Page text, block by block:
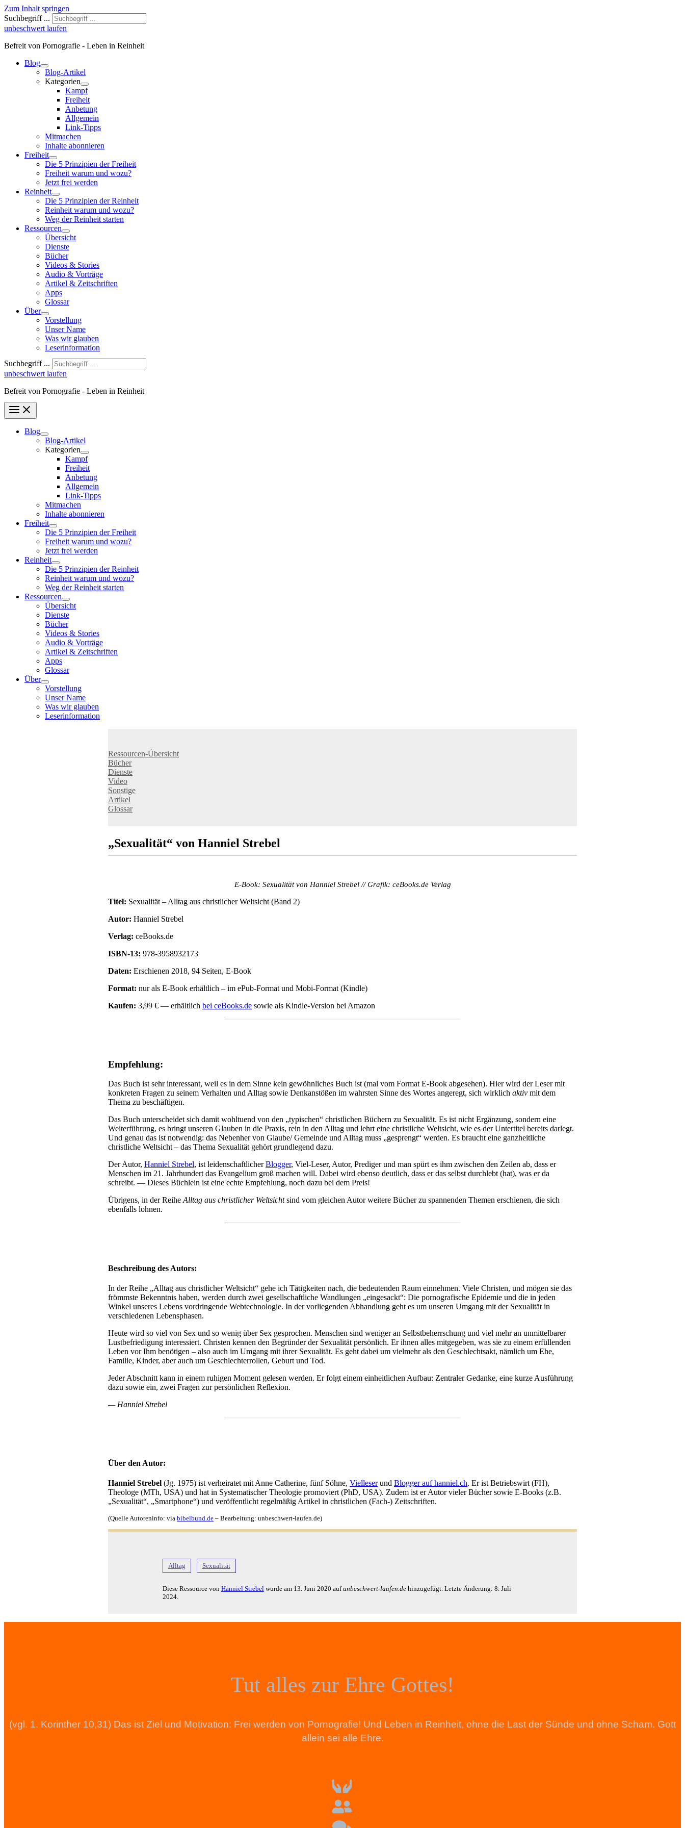
Zum Inhalt springen
Suchbegriff ...
unbeschwert laufen
Befreit von Pornografie - Leben in Reinheit
Blog
Blog-Artikel
Kategorien
Kampf
Freiheit
Anbetung
Allgemein
Link-Tipps
Mitmachen
Inhalte abonnieren
Freiheit
Die 5 Prinzipien der Freiheit
Freiheit warum und wozu?
Jetzt frei werden
Reinheit
Die 5 Prinzipien der Reinheit
Reinheit warum und wozu?
Weg der Reinheit starten
Ressourcen
Übersicht
Dienste
Bücher
Videos & Stories
Audio & Vorträge
Artikel & Zeitschriften
Apps
Glossar
Über
Vorstellung
Unser Name
Was wir glauben
Leser­infor­mation
Suchbegriff ...
unbeschwert laufen
Befreit von Pornografie - Leben in Reinheit
Blog
Blog-Artikel
Kategorien
Kampf
Freiheit
Anbetung
Allgemein
Link-Tipps
Mitmachen
Inhalte abonnieren
Freiheit
Die 5 Prinzipien der Freiheit
Freiheit warum und wozu?
Jetzt frei werden
Reinheit
Die 5 Prinzipien der Reinheit
Reinheit warum und wozu?
Weg der Reinheit starten
Ressourcen
Übersicht
Dienste
Bücher
Videos & Stories
Audio & Vorträge
Artikel & Zeitschriften
Apps
Glossar
Über
Vorstellung
Unser Name
Was wir glauben
Leser­infor­mation
Ressourcen-Übersicht
Bücher
Dienste
Video
Sonstige
Artikel
Glossar
„Sexualität“ von Hanniel Strebel
E-Book: Sexualität von Hanniel Strebel // Grafik: ceBooks.de Verlag
Titel: Sexualität – Alltag aus christlicher Weltsicht (Band 2)
Autor: Hanniel Strebel
Verlag: ceBooks.de
ISBN-13: 978-3958932173
Daten: Erschienen 2018, 94 Seiten, E-Book
Format: nur als E-Book erhältlich – im ePub-Format und Mobi-Format (Kindle)
Kaufen: 3,99 € — erhältlich bei ceBooks.de sowie als Kindle-Version bei Amazon
Empfehlung:
Das Buch ist sehr interessant, weil es in dem Sinne kein gewöhnliches Buch ist (mal vom Format E-Book abgesehen). Hier wird der Leser mit
konkreten Fragen zu seinem Verhalten und Alltag sowie Denkanstößen im wahrsten Sinne des Wortes angeregt, sich wirklich aktiv mit dem
Thema zu beschäftigen.
Das Buch unterscheidet sich damit wohltuend von den „typischen“ christlichen Büchern zu Sexualität. Es ist nicht Ergänzung, sondern eine
Weiterführung, es bringt unseren Glauben in die Praxis, rein in den Alltag und lehrt eine christliche Weltsicht, wie es der Untertitel bereits darlegt.
Und genau das ist notwendig: das Nebenher von Glaube/ Gemeinde und Alltag muss „gesprengt“ werden. Es braucht eine ganzheitliche
christliche Weltsicht – das Thema Sexualität gehört grundlegend dazu.
Der Autor, Hanniel Strebel, ist leidenschaftlicherBlogger, Viel-Leser, Autor, Prediger und man spürt es ihm zwischen den Zeilen ab, dass er
Menschen im 21. Jahrhundert das Evangelium groß machen will. Dabei wird ebenso deutlich, dass er das selbst durchlebt (hat), was er da
schreibt. — Dieses Büchlein ist eine echte Empfehlung, noch dazu bei dem Preis!
Übrigens, in der Reihe Alltag aus christlicher Weltsichtsind vom gleichen Autor weitere Bücher zu spannenden Themen erschienen, die sich
ebenfalls lohnen.
Beschreibung des Autors:
In der Reihe „Alltag aus christlicher Weltsicht“ gehe ich Tätigkeiten nach, die bedeutenden Raum einnehmen. Viele Christen, und mögen sie das
frömmste Bekenntnis haben, werden durch zwei gesellschaftliche Wandlungen „eingesackt“: Die pornografische Epidemie und die in jeden
Winkel unseres Lebens vordringende Webtechnologie. In der vorliegenden Abhandlung geht es um unseren Umgang mit der Sexualität in
verschiedenen Lebensphasen.
Heute wird so viel von Sex und so wenig über Sex gesprochen. Menschen sind weniger an Selbstbeherrschung und viel mehr an unmittelbarer
Lustbefriedigung interessiert. Christen kennen den Begründer der Sexualität persönlich. Er ihnen alles mitgegeben, was sie zu einem erfüllenden
Leben vor Ihm benötigen – also auch im Umgang mit ihrer Sexualität. Es geht dabei um vielmehr als den Geschlechtsakt, nämlich um Ehe,
Familie, Kinder, aber auch um Geschlechterrollen, Geburt und Tod.
Jeder Abschnitt kann in einem ruhigen Moment gelesen werden. Er folgt einem einheitlichen Aufbau: Zentraler Gedanke, eine kurze Ausführung
dazu sowie ein, zwei Fragen zur persönlichen Reflexion.
— Hanniel Strebel
Über den Autor:
Hanniel Strebel (Jg. 1975) ist verheiratet mit Anne Catherine, fünf Söhne, Vielleserund Blogger auf hanniel.ch. Er ist Betriebswirt (FH),
Theologe (MTh, USA) und hat in Systematischer Theologie promoviert (PhD, USA). Zudem ist er Autor vieler Bücher sowie E-Books (z.B.
„Sexualität“, „Smartphone“) und veröffentlicht regelmäßig Artikel in christlichen (Fach-) Zeitschriften.
(Quelle Autoreninfo: via bibelbund.de – Bearbeitung: unbeschwert-laufen.de)
Alltag Sexualität
Diese Ressource von Hanniel Strebelwurde am 13. Juni 2020 aufunbeschwert-laufen.dehinzugefügt. Letzte Änderung: 8. Juli
2024.
Tut alles zur Ehre Gottes!
(vgl. 1. Korinther 10,31) Das ist Ziel und Motivation: Frei werden von Pornografie! Und Leben in Reinheit, ohne die Last der Sünde und ohne Scham. Gott
allein sei alle Ehre.